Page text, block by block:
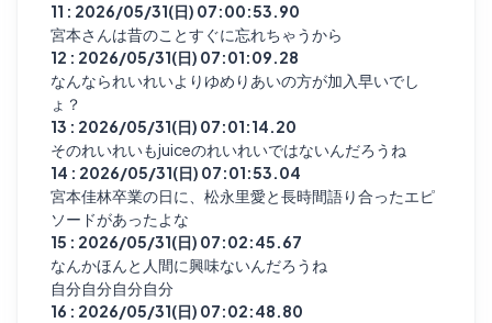
11 : 2026/05/31(日) 07:00:53.90
宮本さんは昔のことすぐに忘れちゃうから
12 : 2026/05/31(日) 07:01:09.28
なんなられいれいよりゆめりあいの方が加入早いでし
ょ？
13 : 2026/05/31(日) 07:01:14.20
そのれいれいもjuiceのれいれいではないんだろうね
14 : 2026/05/31(日) 07:01:53.04
宮本佳林卒業の日に、松永里愛と長時間語り合ったエピ
ソードがあったよな
15 : 2026/05/31(日) 07:02:45.67
なんかほんと人間に興味ないんだろうね
自分自分自分自分
16 : 2026/05/31(日) 07:02:48.80